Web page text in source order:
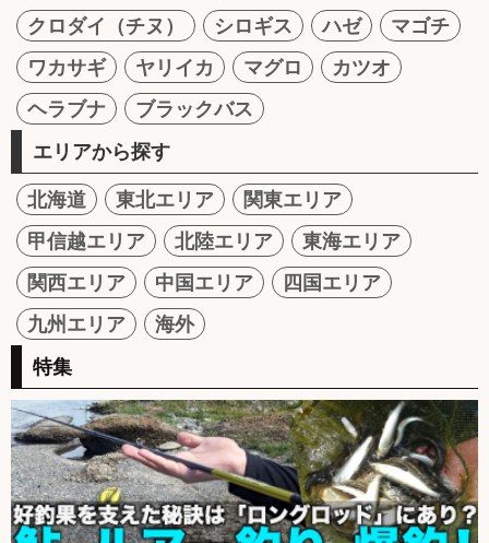
クロダイ（チヌ）
シロギス ハゼ
マゴチ
ワカサギ
ヤリイカ マグロ
カツオ
ヘラブナ
ブラックバス
エリアから探す
北海道 東北エリア
関東エリア
甲信越エリア
北陸エリア
東海エリア
関西エリア
中国エリア
四国エリア
九州エリア
海外
特集